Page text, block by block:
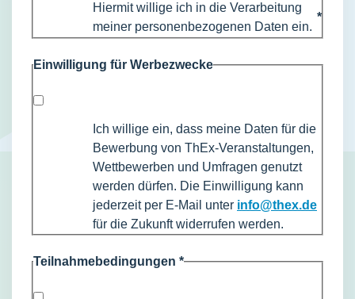
Hiermit willige ich in die Verarbeitung
meiner personenbezogenen Daten ein.
*
Einwilligung für Werbezwecke
Ich willige ein, dass meine Daten für die
Bewerbung von ThEx-Veranstaltungen,
Wettbewerben und Umfragen genutzt
werden dürfen. Die Einwilligung kann
jederzeit per E-Mail unter info@thex.de
für die Zukunft widerrufen werden.
Teilnahmebedingungen *